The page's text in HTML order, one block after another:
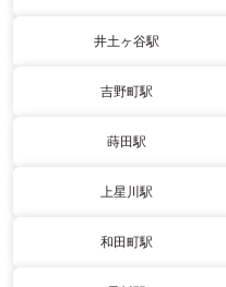
井土ヶ谷駅
吉野町駅
蒔田駅
上星川駅
和田町駅